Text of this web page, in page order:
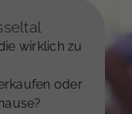
wirklich zu
oder